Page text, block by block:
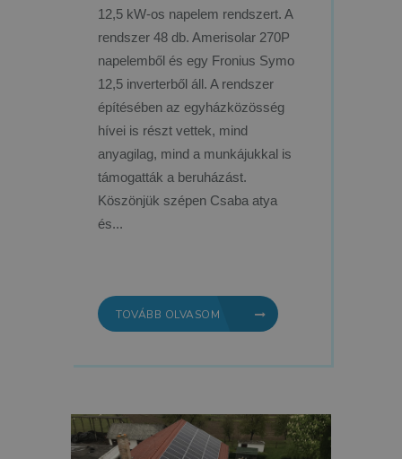
12,5 kW-os napelem rendszert. A
rendszer 48 db. Amerisolar 270P
napelemből és egy Fronius Symo
12,5 inverterből áll. A rendszer
építésében az egyházközösség
hívei is részt vettek, mind
anyagilag, mind a munkájukkal is
támogatták a beruházást.
Köszönjük szépen Csaba atya
és...
TOVÁBB OLVASOM